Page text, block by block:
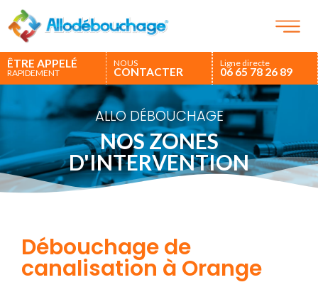
ÊTRE APPELÉ
RAPIDEMENT
NOUS
CONTACTER
Ligne directe
06 65 78 26 89
ALLO DÉBOUCHAGE
NOS ZONES
D'INTERVENTION
Débouchage de
canalisation à Orange